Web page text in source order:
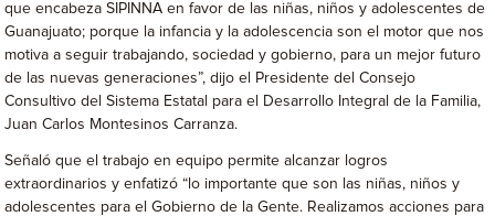
que encabeza SIPINNA en favor de las niñas, niños y adolescentes de
Guanajuato; porque la infancia y la adolescencia son el motor que nos
motiva a seguir trabajando, sociedad y gobierno, para un mejor futuro
de las nuevas generaciones”, dijo el Presidente del Consejo
Consultivo del Sistema Estatal para el Desarrollo Integral de la Familia,
Juan Carlos Montesinos Carranza.
Señaló que el trabajo en equipo permite alcanzar logros
extraordinarios y enfatizó “lo importante que son las niñas, niños y
adolescentes para el Gobierno de la Gente. Realizamos acciones para